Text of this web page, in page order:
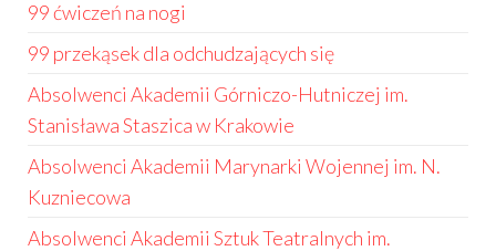
99 ćwiczeń na nogi
99 przekąsek dla odchudzających się
Absolwenci Akademii Górniczo-Hutniczej im.
Stanisława Staszica w Krakowie
Absolwenci Akademii Marynarki Wojennej im. N.
Kuzniecowa
Absolwenci Akademii Sztuk Teatralnych im.